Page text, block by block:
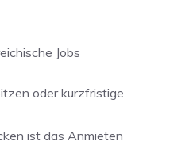
Jobs
oder kurzfristige
ist das Anmieten